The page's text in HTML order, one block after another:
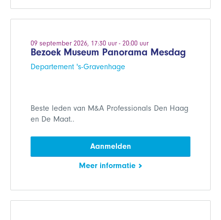
09 september 2026, 17:30 uur - 20:00 uur
Bezoek Museum Panorama Mesdag
Departement 's-Gravenhage
Beste leden van M&A Professionals Den Haag
en De Maat..
Aanmelden
Meer informatie